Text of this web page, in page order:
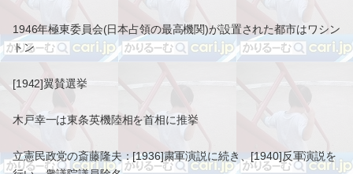
1946年極東委員会(日本占領の最高機関)が設置された都市はワシン
トン
[1942]翼賛選挙
木戸幸一は東条英機陸相を首相に推挙
立憲民政党の斎藤隆夫：[1936]粛軍演説に続き、[1940]反軍演説を